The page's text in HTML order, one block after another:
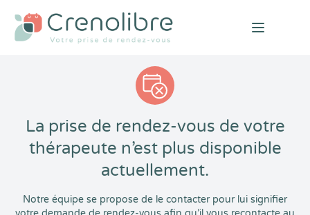
Open
La prise de rendez-vous de votre
thérapeute n’est plus disponible
actuellement.
Notre équipe se propose de le contacter pour lui signifier